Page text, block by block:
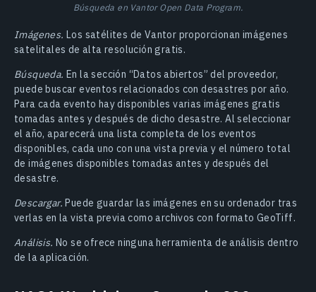
Búsqueda en Vantor Open Data Program.
Imágenes. Los satélites de Vantor proporcionan imágenes
satelitales de alta resolución gratis.
Búsqueda. En la sección “Datos abiertos” del proveedor,
puede buscar eventos relacionados con desastres por año.
Para cada evento hay disponibles varias imágenes gratis
tomadas antes y después de dicho desastre. Al seleccionar
el año, aparecerá una lista completa de los eventos
disponibles, cada uno con una vista previa y el número total
de imágenes disponibles tomadas antes y después del
desastre.
Descargar. Puede guardar las imágenes en su ordenador tras
verlas en la vista previa como archivos con formato GeoTiff.
Análisis. No se ofrece ninguna herramienta de análisis dentro
de la aplicación.